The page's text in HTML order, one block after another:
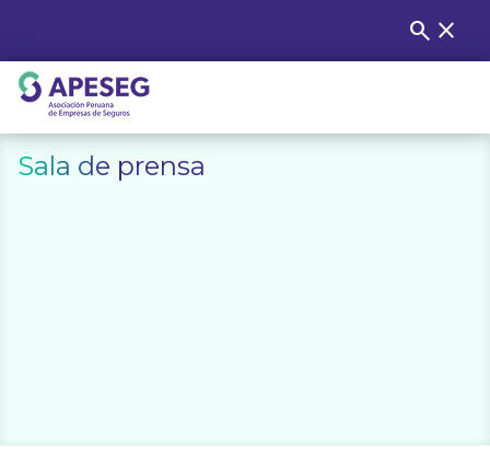
content
Buscar:
search close
APESEG
Sala de prensa